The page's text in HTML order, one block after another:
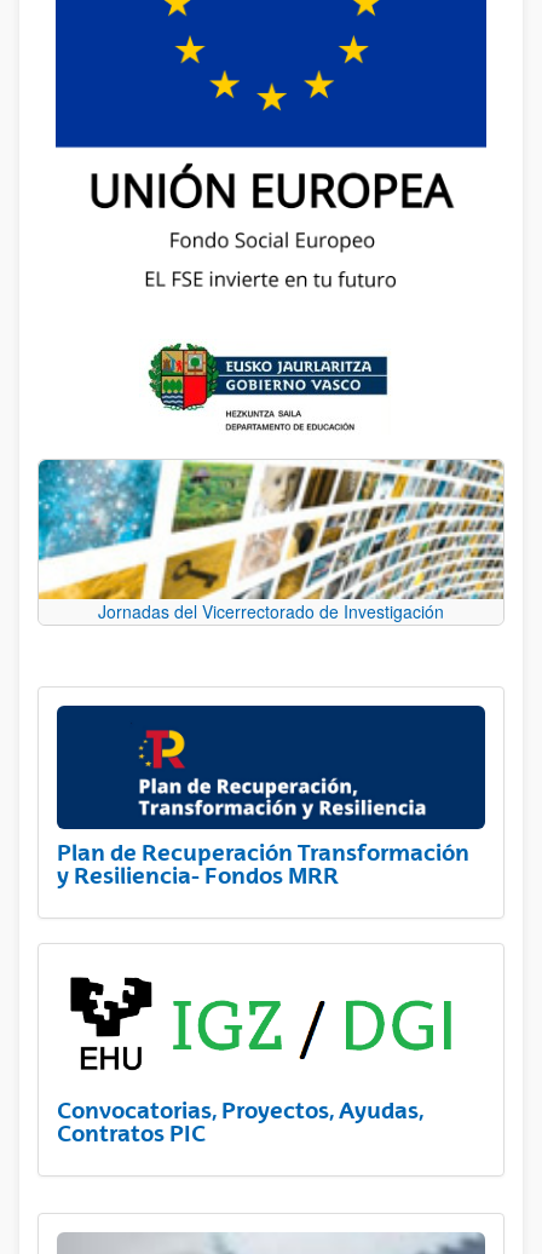
Jornadas del Vicerrectorado de Investigación
Plan de Recuperación Transformación
y Resiliencia- Fondos MRR
Convocatorias, Proyectos, Ayudas,
Contratos PIC